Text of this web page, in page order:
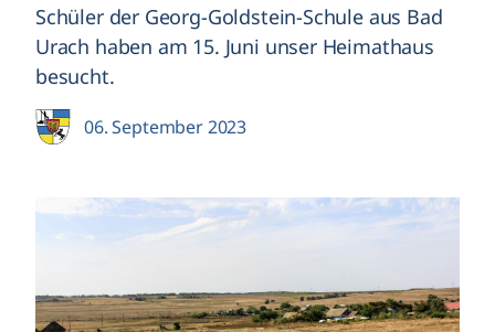
Schüler der Georg-Goldstein-Schule aus Bad
Urach haben am 15. Juni unser Heimathaus
besucht.
06. September 2023